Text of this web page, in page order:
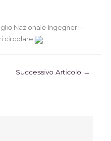
Nazionale Ingegneri –
circolare
Successivo Articolo →